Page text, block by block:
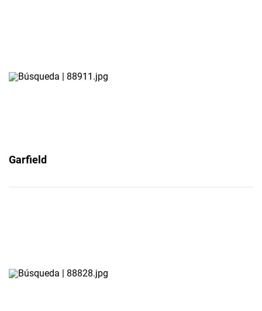
Garfield